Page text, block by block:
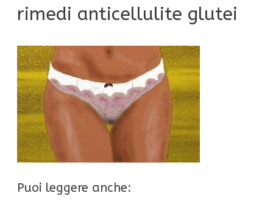
rimedi anticellulite glutei
Puoi leggere anche: